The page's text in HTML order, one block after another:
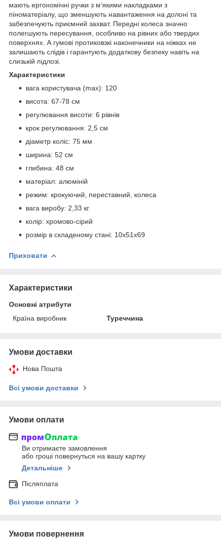
мають ергономічні ручки з м’якими накладками з
піноматеріалу, що зменшують навантаження на долоні та
забезпечують приємний захват. Передні колеса значно
полегшують пересування, особливо на рівних або твердих
поверхнях. А гумові протиковзкі наконечники на ніжках не
залишають слідів і гарантують додаткову безпеку навіть на
слизькій підлозі.
Характеристики
вага користувача (max): 120
висота: 67-78 см
регулювання висоти: 6 рівнів
крок регулювання: 2,5 см
діаметр коліс: 75 мм
ширина: 52 см
глибина: 48 см
матеріал: алюміній
режим: крокуючий, переставний, колеса
вага виробу: 2,33 кг
колір: хромово-cірий
розмір в складеному стані: 10х51х69
Приховати
Характеристики
Основні атрибути
Країна виробник
Туреччина
Умови доставки
Нова Пошта
Всі умови доставки
Умови оплати
Ви отримаєте замовлення
або гроші повернуться на вашу картку
Детальніше
Післяплата
Всі умови оплати
Умови повернення